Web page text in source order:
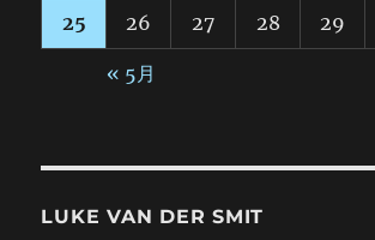
25 26 27 28 29
« 5月
LUKE VAN DER SMIT